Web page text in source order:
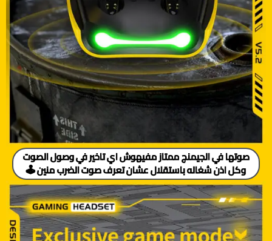
صوتها في الجيمنج ممتاز مفيهوش اي تاخير في وصول الصوت
وكل اذن شغاله باستقلال عشان تعرف صوت الضرب منين 🕹